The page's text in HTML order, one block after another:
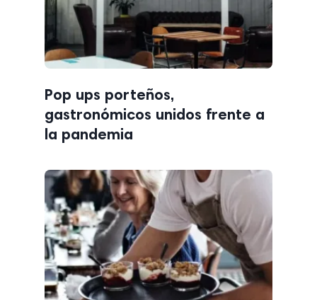
Pop ups porteños,
gastronómicos unidos frente a
la pandemia